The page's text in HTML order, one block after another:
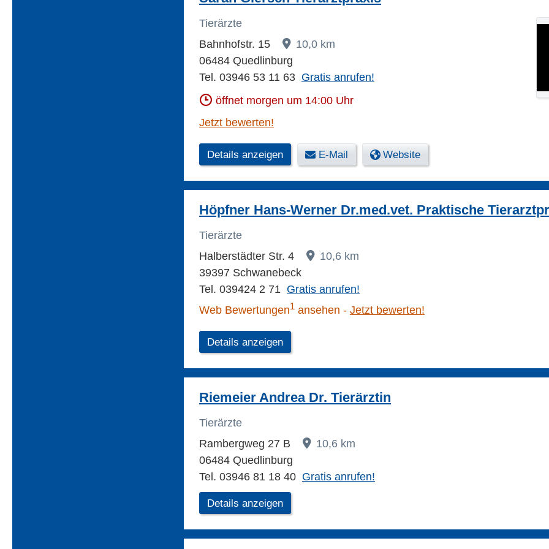
Tierärzte
Bahnhofstr. 15
10,0 km
06484 Quedlinburg
Tel. 03946 53 11 63 Gratis anrufen!
öffnet morgen um 14:00 Uhr
Jetzt bewerten!
Details anzeigen E-Mail Website
Höpfner Hans-Werner Dr.med.vet. Praktische
Tierärzte
Halberstädter Str. 4
10,6 km
39397 Schwanebeck
Tel. 039424 2 71 Gratis anrufen!
Web Bewertungen1 ansehen Jetzt bewerten!
Details anzeigen
Riemeier Andrea Dr. Tierärztin
Tierärzte
Rambergweg 27 B
10,6 km
06484 Quedlinburg
Tel. 03946 81 18 40 Gratis anrufen!
Details anzeigen